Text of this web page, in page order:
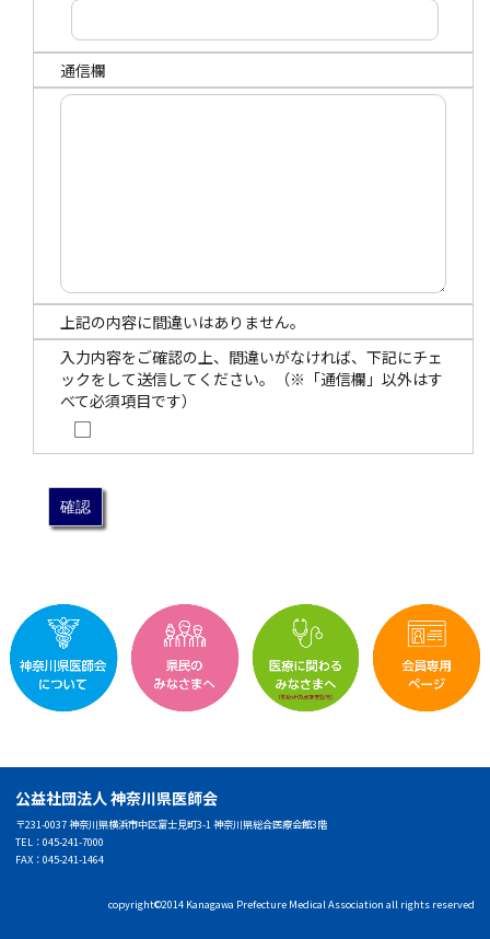
通信欄
上記の内容に間違いはありません。
入力内容をご確認の上、間違いがなければ、下記にチェ
ックをして送信してください。（※「通信欄」以外はす
べて必須項目です）
公益社団法人 神奈川県医師会
〒231-0037 神奈川県横浜市中区富士見町3-1 神奈川県総合医療会館3階
TEL：045-241-7000
FAX：045-241-1464
copyright©2014 Kanagawa Prefecture Medical Association all rights reserved